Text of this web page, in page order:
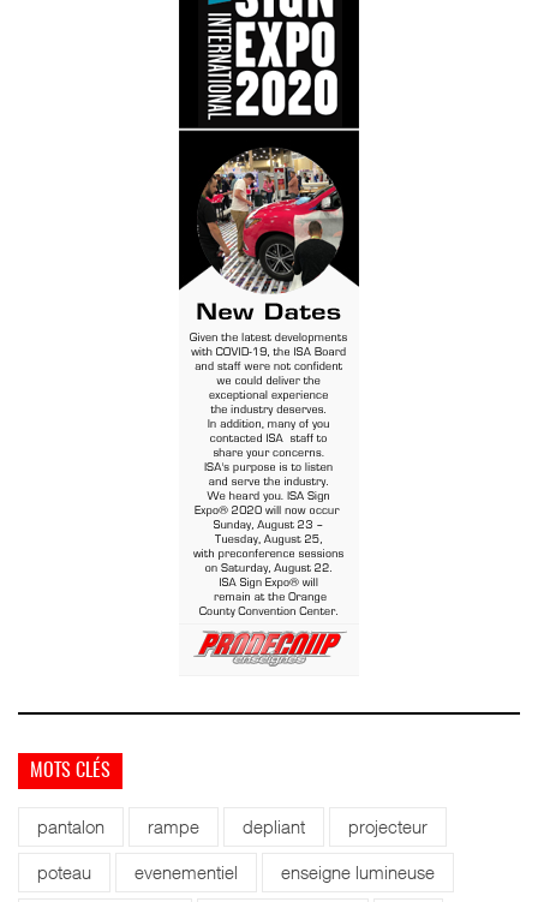
MOTS CLÉS
pantalon rampe depliant projecteur
poteau evenementiel enseigne lumineuse